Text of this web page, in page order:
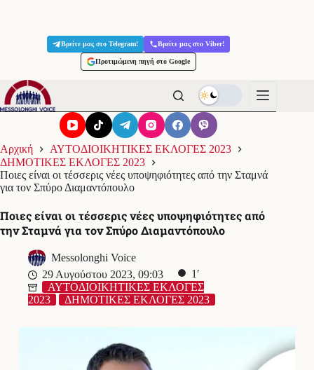
Βρείτε μας στο Telegram! Βρείτε μας στο Viber!
Προτιμώμενη πηγή στο Google
Αρχική
ΑΥΤΟΔΙΟΙΚΗΤΙΚΕΣ ΕΚΛΟΓΕΣ 2023
ΔΗΜΟΤΙΚΕΣ ΕΚΛΟΓΕΣ 2023
Ποιες είναι οι τέσσερις νέες υποψηφιότητες από την Σταμνά
για τον Σπύρο Διαμαντόπουλο
Ποιες είναι οι τέσσερις νέες υποψηφιότητες από
την Σταμνά για τον Σπύρο Διαμαντόπουλο
Messolonghi Voice
29 Αυγούστου 2023, 09:03
1′
ΑΥΤΟΔΙΟΙΚΗΤΙΚΕΣ ΕΚΛΟΓΕΣ
2023
ΔΗΜΟΤΙΚΕΣ ΕΚΛΟΓΕΣ 2023